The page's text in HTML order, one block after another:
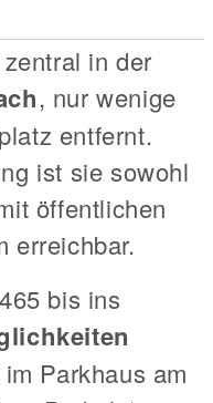
in der
, nur wenige
entfernt.
ist sie sowohl
öffentlichen
erreichbar.
bis ins
Parkhaus am